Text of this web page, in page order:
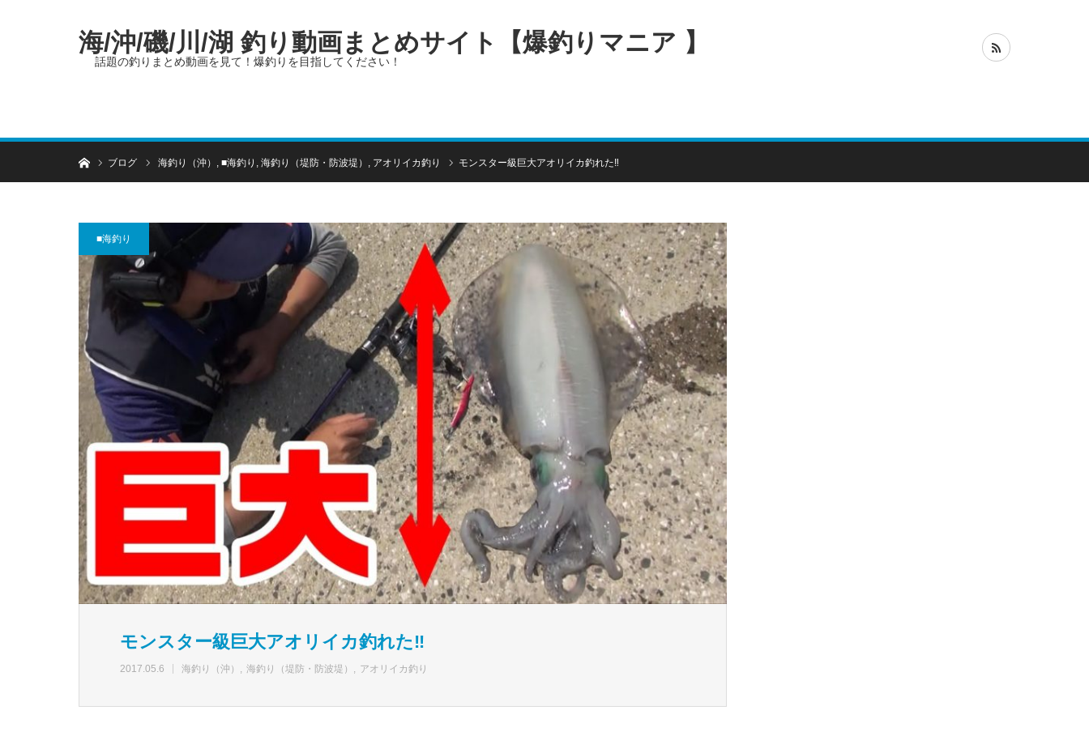
海/沖/磯/川/湖 釣り動画まとめサイト【爆釣りマニア 】
話題の釣りまとめ動画を見て！爆釣りを目指してください！
ホームブログ 海釣り（沖） , ■海釣り , 海釣り（堤防・防波堤） , アオリイカ釣り モンスター級巨大アオリイカ釣れた‼
■海釣り
モンスター級巨大アオリイカ釣れた‼
2017.05.6 海釣り（沖） 海釣り（堤防・防波堤） アオリイカ釣り